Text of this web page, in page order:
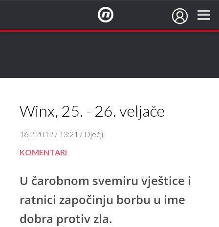
Winx, 25. - 26. veljače
16.2.2012 / 13:21 / Dječji
KOMENTARI
U čarobnom svemiru vještice i
ratnici započinju borbu u ime
dobra protiv zla.